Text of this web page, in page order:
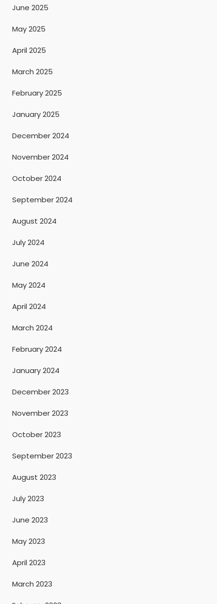
June 2025
May 2025
April 2025
March 2025
February 2025
January 2025
December 2024
November 2024
October 2024
September 2024
August 2024
July 2024
June 2024
May 2024
April 2024
March 2024
February 2024
January 2024
December 2023
November 2023
October 2023
September 2023
August 2023
July 2023
June 2023
May 2023
April 2023
March 2023